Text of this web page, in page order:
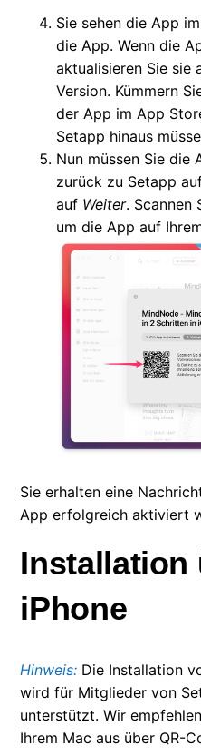
Sie sehen die App
die App. Wenn die
aktualisieren Sie sie
Version. Kümmern
der App im App
Setapp hinaus
Nun müssen Sie die
zurück zu Setapp
auf Weiter. Scannen
um die App auf
Sie erhalten eine
App erfolgreich aktiviert
Installation
iPhone
Hinweis: Die Installation
wird für Mitglieder von
unterstützt. Wir
Ihrem Mac aus über QR-